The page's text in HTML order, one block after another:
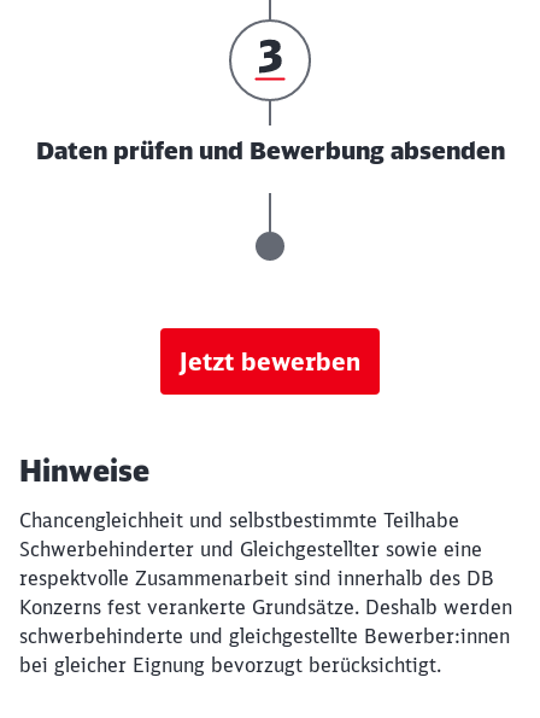
Daten prüfen und Bewerbung absenden
Jetzt bewerben
Hinweise
Chancengleichheit und selbstbestimmte Teilhabe
Schwerbehinderter und Gleichgestellter sowie eine
respektvolle Zusammenarbeit sind innerhalb des DB
Konzerns fest verankerte Grundsätze. Deshalb werden
schwerbehinderte und gleichgestellte Bewerber:innen
bei gleicher Eignung bevorzugt berücksichtigt.